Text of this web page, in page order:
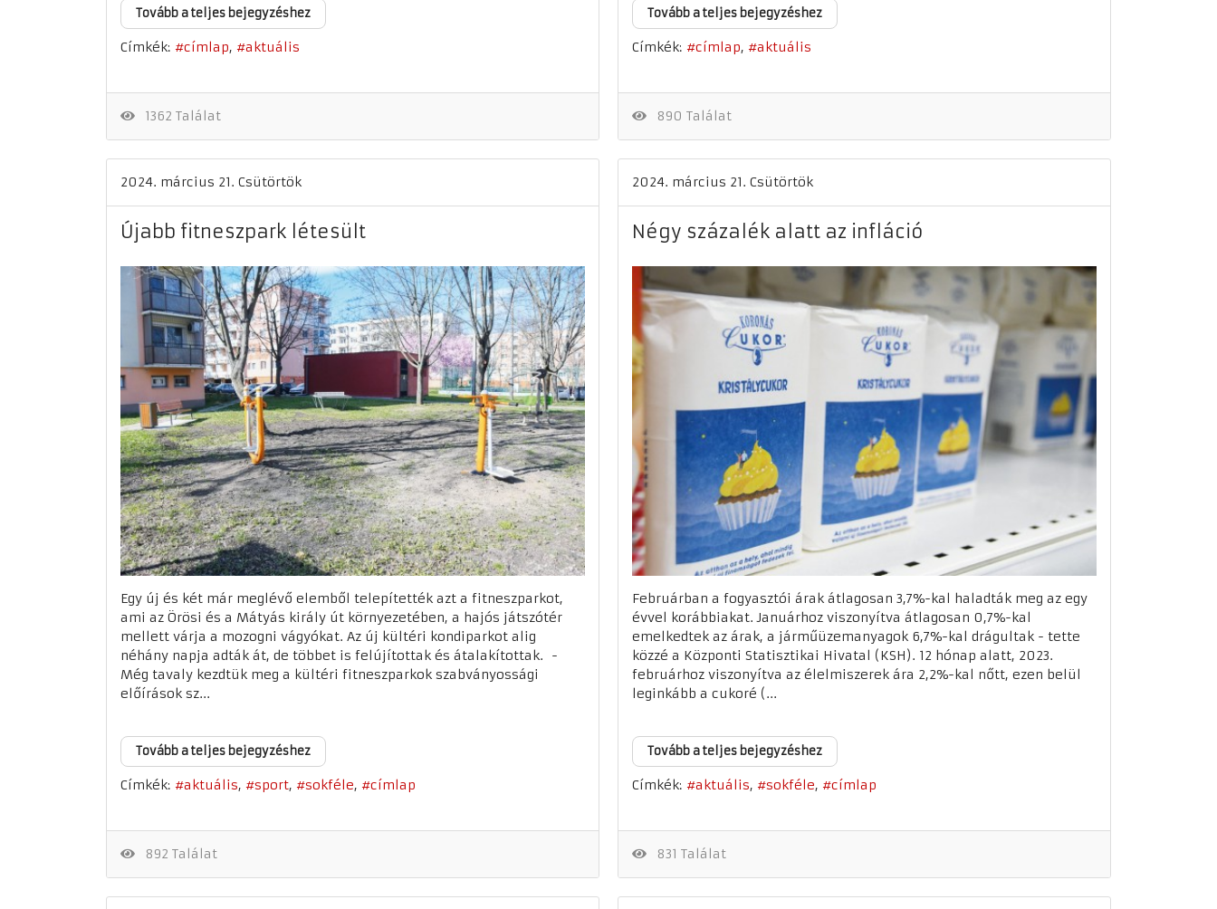
Tovább a teljes bejegyzéshez
Címkék: címlap aktuális
1362 Találat
Tovább a teljes bejegyzéshez
Címkék: címlap aktuális
890 Találat
2024. március 21. Csütörtök
Újabb fitneszpark létesült
Egy új és két már meglévő elemből telepítették azt a fitneszparkot,
ami az Örösi és a Mátyás király út környezetében, a hajós játszótér
mellett várja a mozogni vágyókat. Az új kültéri kondiparkot alig
néhány napja adták át, de többet is felújítottak és átalakítottak. -
Még tavaly kezdtük meg a kültéri fitneszparkok szabványossági
előírások sz...
Tovább a teljes bejegyzéshez
Címkék: aktuális sport sokféle címlap
892 Találat
2024. március 21. Csütörtök
Négy százalék alatt az infláció
Februárban a fogyasztói árak átlagosan 3,7%-kal haladták meg az egy
évvel korábbiakat. Januárhoz viszonyítva átlagosan 0,7%-kal
emelkedtek az árak, a járműüzemanyagok 6,7%-kal drágultak - tette
közzé a Központi Statisztikai Hivatal (KSH). 12 hónap alatt, 2023.
februárhoz viszonyítva az élelmiszerek ára 2,2%-kal nőtt, ezen belül
leginkább a cukoré (...
Tovább a teljes bejegyzéshez
Címkék: aktuális sokféle címlap
831 Találat